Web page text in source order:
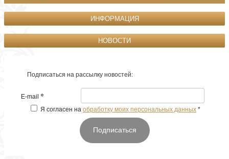
ИНФОРМАЦИЯ
НОВОСТИ
Подписаться на рассылку новостей:
E-mail *
Я согласен на обработку моих персональных данных *
Подписаться